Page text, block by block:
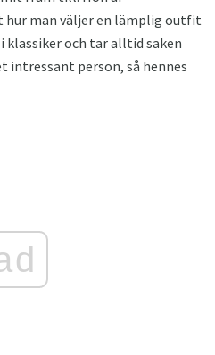
hur man väljer en lämplig outfit
och tar alltid saken
intressant person, så hennes